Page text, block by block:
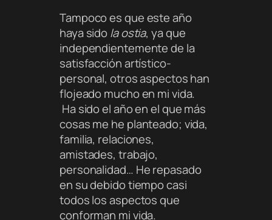
Tampoco es que este año
haya sidola ostia, ya que
independientemente de la
satisfacción artístico-
personal, otros aspectos han
flojeado mucho en mi vida.
Ha sido el año en el que más
cosas me he planteado; vida,
familia, relaciones,
amistades, trabajo,
personalidad… He repasado
en su debido tiempo casi
todos los aspectos que
conforman mi vida.